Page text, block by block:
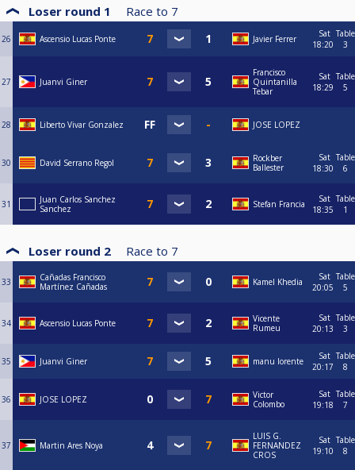
Loser round 1 Race to 7
26 Ascensio Lucas Ponte Javier Ferrer
Sat
18:20
Table
3
27 Juanvi Giner
Francisco
Quintanilla
Tebar
Sat
18:29
Table
5
28 Liberto Vivar Gonzalez JOSE LOPEZ
30 David Serrano Regol
Rockber
Ballester
Sat
18:30
Table
6
31
Juan Carlos Sanchez
Sanchez
Stefan Francia
Sat
18:35
Table
1
Loser round 2 Race to 7
33
Cañadas Francisco
Martínez Cañadas
Kamel Khedia
Sat
20:05
Table
5
34 Ascensio Lucas Ponte
Vicente
Rumeu
Sat
20:13
Table
3
35 Juanvi Giner manu lorente
Sat
20:17
Table
8
36 JOSE LOPEZ
Victor
Colombo
Sat
19:18
Table
7
37 Martin Ares Noya
LUIS G.
FERNANDEZ
CROS
Sat
19:10
Table
8